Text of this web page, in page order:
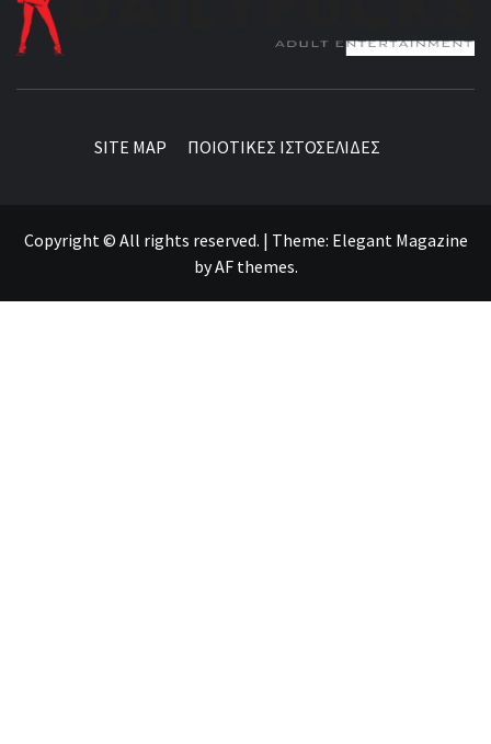
SITE MAP ΠΟΙΟΤΙΚΕΣ ΙΣΤΟΣΕΛΙΔΕΣ
Copyright © All rights reserved. | Theme: Elegant Magazine
byAF themes.